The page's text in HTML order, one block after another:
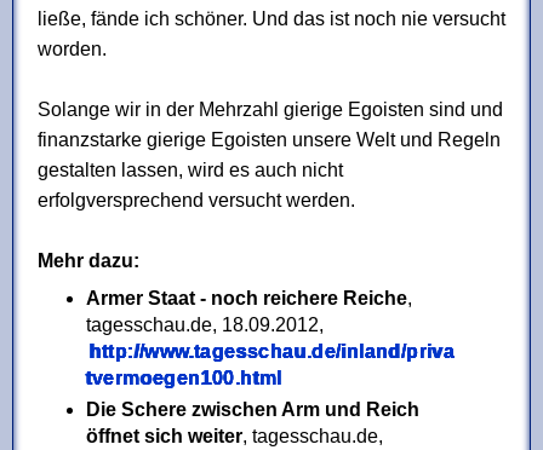
ließe, fände ich schöner. Und das ist noch nie versucht
worden.
Solange wir in der Mehrzahl gierige Egoisten sind und
finanzstarke gierige Egoisten unsere Welt und Regeln
gestalten lassen, wird es auch nicht
erfolgversprechend versucht werden.
Mehr dazu:
Armer Staat - noch reichere Reiche,
tagesschau.de, 18.09.2012,
http://www.tagesschau.de/inland/priva
tvermoegen100.html
Die Schere zwischen Arm und Reich
öffnet sich weiter, tagesschau.de,